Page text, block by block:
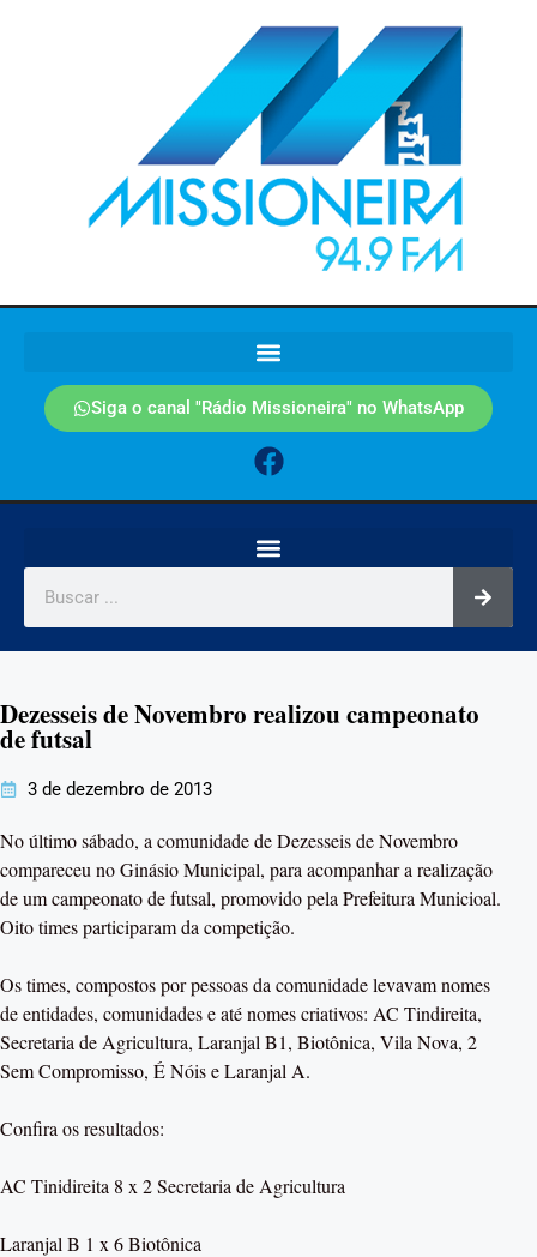
Siga o canal "Rádio Missioneira" no WhatsApp
Dezesseis de Novembro realizou campeonato
de futsal
3 de dezembro de 2013
No último sábado, a comunidade de Dezesseis de Novembro
compareceu no Ginásio Municipal, para acompanhar a realização
de um campeonato de futsal, promovido pela Prefeitura Municioal.
Oito times participaram da competição.
Os times, compostos por pessoas da comunidade levavam nomes
de entidades, comunidades e até nomes criativos: AC Tindireita,
Secretaria de Agricultura, Laranjal B1, Biotônica, Vila Nova, 2
Sem Compromisso, É Nóis e Laranjal A.
Confira os resultados:
AC Tinidireita 8 x 2 Secretaria de Agricultura
Laranjal B 1 x 6 Biotônica